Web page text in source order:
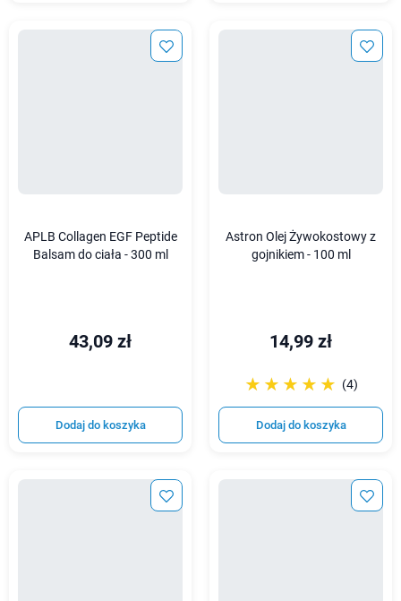
APLB Collagen EGF Peptide
Balsam do ciała - 300 ml
43,09 zł
Dodaj do koszyka
Astron Olej Żywokostowy z
gojnikiem - 100 ml
14,99 zł
☆☆☆☆☆
★★★★★ (4)
Dodaj do koszyka